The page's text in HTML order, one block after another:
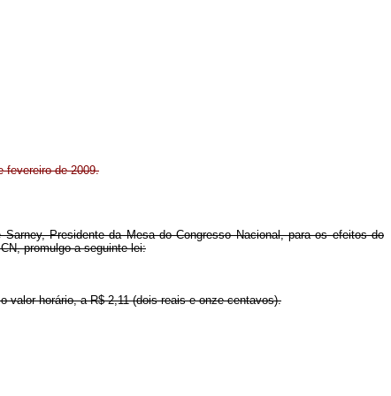
fevereiro de 2009.
Presidente da Mesa do Congresso Nacional, para os efeitos do
promulgo a seguinte lei:
valor horário, a R$ 2,11 (dois reais e onze centavos).